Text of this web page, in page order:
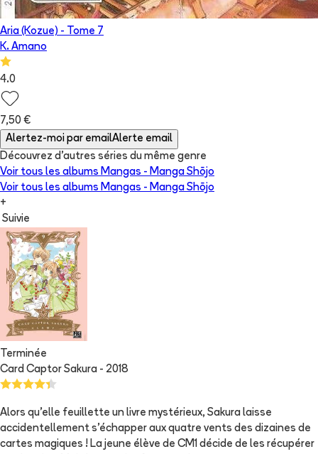
Aria (Kozue) - Tome 7
K. Amano
4.0
7,50 €
Alertez-moi par emailAlerte email
Découvrez d'autres séries du même genre
Voir tous les albums Mangas - Manga Shōjo
Voir tous les albums Mangas - Manga Shōjo
+
Suivie
Terminée
Card Captor Sakura - 2018
Alors qu'elle feuillette un livre mystérieux, Sakura laisse
accidentellement s'échapper aux quatre vents des dizaines de
cartes magiques ! La jeune élève de CM1 décide de les récupérer